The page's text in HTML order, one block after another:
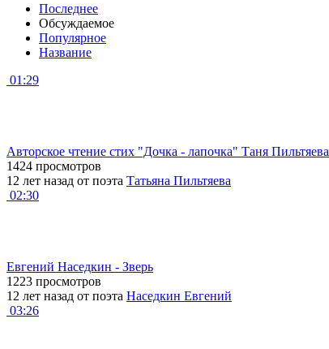
Последнее
Обсуждаемое
Популярное
Название
01:29
Авторское чтение стих "Дочка - лапочка" Таня Пильтяева
1424 просмотров
12 лет назад от поэта Татьяна Пильтяева
02:30
Евгений Наседкин - Зверь
1223 просмотров
12 лет назад от поэта Наседкин Евгений
03:26